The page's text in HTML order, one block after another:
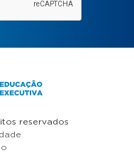
reservados